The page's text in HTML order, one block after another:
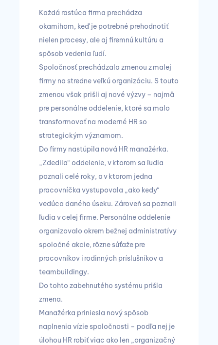
Každá rastúca firma prechádza
okamihom, keď je potrebné prehodnotiť
nielen procesy, ale aj firemnú kultúru a
spôsob vedenia ľudí.
Spoločnosť prechádzala zmenou z malej
firmy na stredne veľkú organizáciu. S touto
zmenou však prišli aj nové výzvy – najmä
pre personálne oddelenie, ktoré sa malo
transformovať na moderné HR so
strategickým významom.
Do firmy nastúpila nová HR manažérka.
„Zdedila“ oddelenie, v ktorom sa ľudia
poznali celé roky, a v ktorom jedna
pracovníčka vystupovala „ako kedy“
vedúca daného úseku. Zároveň sa poznali
ľudia v celej firme. Personálne oddelenie
organizovalo okrem bežnej administratívy
spoločné akcie, rôzne súťaže pre
pracovníkov i rodinných príslušníkov a
teambuildingy.
Do tohto zabehnutého systému prišla
zmena.
Manažérka priniesla nový spôsob
naplnenia vízie spoločnosti – podľa nej je
úlohou HR robiť viac ako len „organizačný